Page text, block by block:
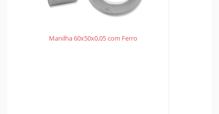
Manilha 60x50x0,05 com Ferro